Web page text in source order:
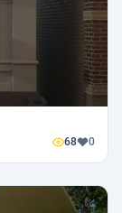
68 0